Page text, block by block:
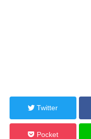
Twitter
Pocket